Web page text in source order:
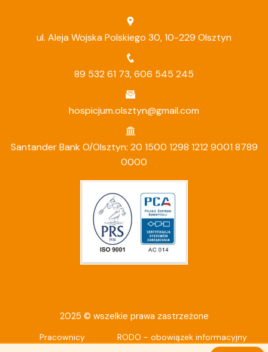
ul. Aleja Wojska Polskiego 30, 10-229 Olsztyn
89 532 61 73,606 545 245
hospicjum.olsztyn@gmail.com
Santander Bank O/Olsztyn: 20 1500 1298 1212 9001 8789
0000
2025 © wszelkie prawa zastrzeżone
Pracownicy
RODO - obowiązek informacyjny